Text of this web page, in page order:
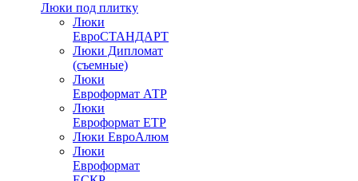
Люки под плитку
Люки
ЕвроСТАНДАРТ
Люки Дипломат
(съемные)
Люки
Евроформат АТР
Люки
Евроформат ЕТР
Люки ЕвроАлюм
Люки
Евроформат